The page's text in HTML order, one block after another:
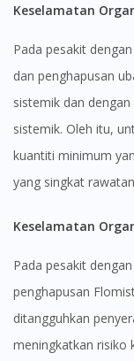
Keselamatan
Pada pesakit
dan penghapusan
sistemik dan
sistemik. Oleh itu,
kuantiti minimum
yang singkat
Keselamatan
Pada pesakit
penghapusan
ditangguhkan
meningkatkan risiko